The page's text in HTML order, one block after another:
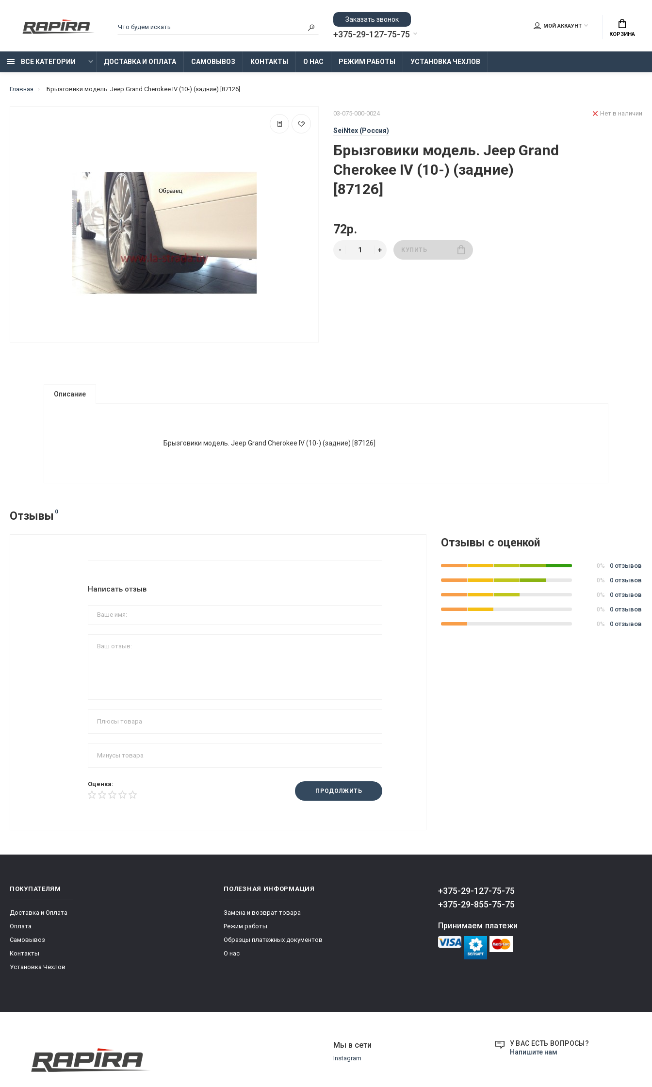
Заказать звонок
+375-29-127-75-75
МОЙ АККАУНТ
КОРЗИНА
ВСЕ КАТЕГОРИИ ДОСТАВКА И ОПЛАТА САМОВЫВОЗ КОНТАКТЫ О НАС РЕЖИМ РАБОТЫ УСТАНОВКА ЧЕХЛОВ
Главная Брызговики модель. Jeep Grand Cherokee IV (10-) (задние) [87126]
03-075-000-0024
SeiNtex (Россия)
Брызговики модель. Jeep Grand
Cherokee IV (10-) (задние)
[87126]
Нет в наличии
72р.
КУПИТЬ
Описание
Брызговики модель. Jeep Grand Cherokee IV (10-) (задние) [87126]
Отзывы 0
Написать отзыв
Оценка:
ПРОДОЛЖИТЬ
Отзывы с оценкой
0% 0 отзывов
0% 0 отзывов
0% 0 отзывов
0% 0 отзывов
0% 0 отзывов
ПОКУПАТЕЛЯМ
Доставка и Оплата
Оплата
Самовывоз
Контакты
Установка Чехлов
ПОЛЕЗНАЯ ИНФОРМАЦИЯ
Замена и возврат товара
Режим работы
Образцы платежных документов
О нас
+375-29-127-75-75
+375-29-855-75-75
Принимаем платежи
У ВАС ЕСТЬ ВОПРОСЫ?
Напишите нам
Мы в сети
Instagram